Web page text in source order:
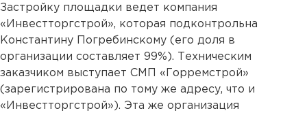
Застройку площадки ведет компания
«Инвестторгстрой», которая подконтрольна
Константину Погребинскому (его доля в
организации составляет 99%). Техническим
заказчиком выступает СМП «Горремстрой»
(зарегистрирована по тому же адресу, что и
«Инвестторгстрой»). Эта же организация